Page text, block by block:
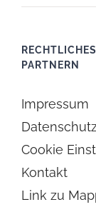
PARTNERN
Impressum
Cookie
Kontakt
Link zu